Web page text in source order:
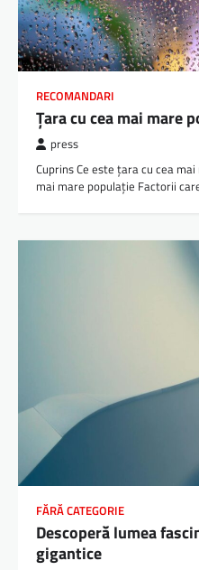
RECOMANDARI
Țara cu cea mai mare
press
Cuprins Ce este țara cu cea
mai mare populație Factorii
FĂRĂ CATEGORIE
Descoperă lumea
gigantice